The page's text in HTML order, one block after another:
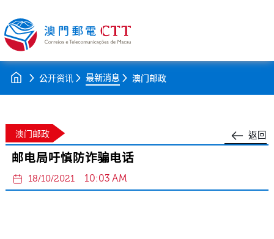
公开资讯 最新消息 澳门邮政
返回
澳门邮政
邮电局吁慎防诈骗电话
18/10/2021 10:03 AM